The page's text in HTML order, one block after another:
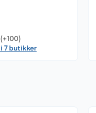
7 butikker